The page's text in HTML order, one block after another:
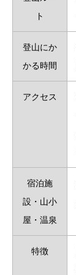
ト
登山にか
かる時間
アクセス
宿泊施
設・山小
屋・温泉
特徴